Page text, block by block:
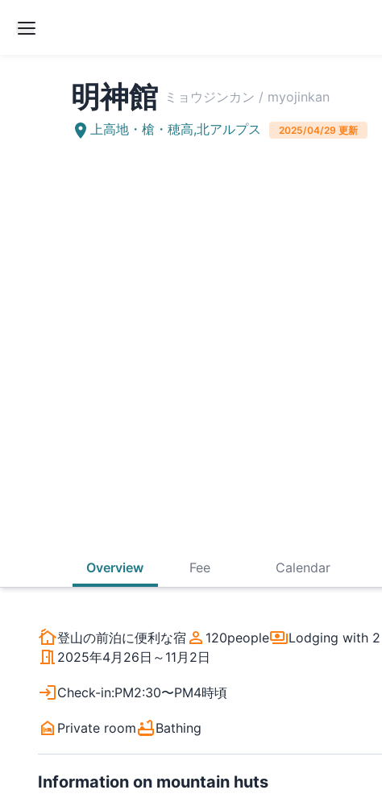
明神館 ミョウジンカン / myojinkan
上高地・槍・穂高,北アルプス 2025/04/29 更新
Overview Fee Calendar
登山の前泊に便利な宿 120people Lodging with
2025年4月26日～11月2日
Check-in:PM2:30〜PM4時頃
Private room Bathing
Information on mountain huts